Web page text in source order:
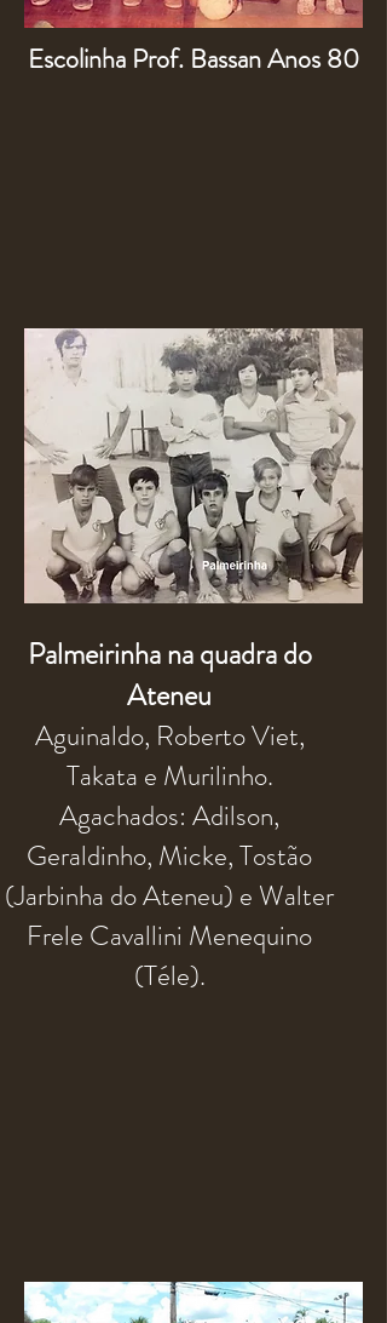
Escolinha Prof. Bassan Anos 80
Palmeirinha na quadra do
Ateneu
Aguinaldo, Roberto Viet,
Takata e Murilinho.
Agachados: Adilson,
Geraldinho, Micke, Tostão
(Jarbinha do Ateneu) e Walter
Frele Cavallini Menequino
(Téle).